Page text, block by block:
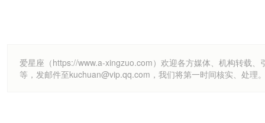
爱星座（https://www.a-xingzuo.com）欢迎各方媒体、机构转载
等，发邮件至kuchuan@vip.qq.com，我们将第一时间核实、处理